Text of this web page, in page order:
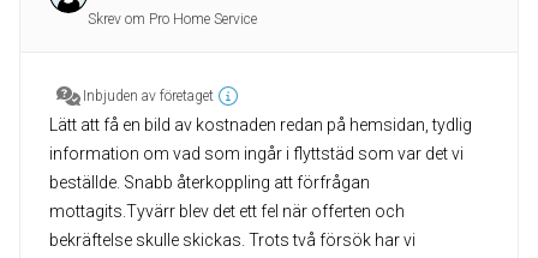
Skrev om Pro Home Service
Inbjuden av företaget
Lätt att få en bild av kostnaden redan på hemsidan, tydlig
information om vad som ingår i flyttstäd som var det vi
beställde. Snabb återkoppling att förfrågan
mottagits.Tyvärr blev det ett fel när offerten och
bekräftelse skulle skickas. Trots två försök har vi